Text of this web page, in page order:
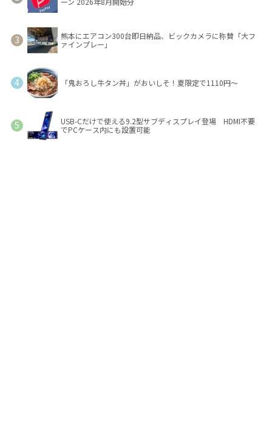
熊本にエアコン300台即日納品、ビックカメラに称賛「大フ
ァインプレー」
「鬼おろし牛タン丼」がおいしそ！夏限定で1110円～
USB-Cだけで使える9.2型サブディスプレイ登場 HDMI不要
でPCケース内にも設置可能